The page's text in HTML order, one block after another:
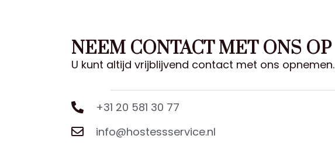
NEEM CONTACT MET ONS OP
U kunt altijd vrijblijvend contact met ons opnemen.
+31 20 581 30 77
info@hostessservice.nl